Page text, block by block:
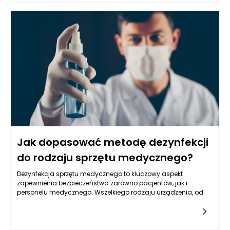
inwestorom obiektywnych danych, które mogą zadecydować
o sukcesie bądź porażce planowanego projektu. Na tym
etapie inwestycji, prawidłowa wycena może zminimalizować
ryzyko oraz zwiększyć szanse na osiągnięcie zamierzonych
celów finansowych.
Jak dopasować metodę dezynfekcji
do rodzaju sprzętu medycznego?
Dezynfekcja sprzętu medycznego to kluczowy aspekt
zapewnienia bezpieczeństwa zarówno pacjentów, jak i
personelu medycznego. Wszelkiego rodzaju urządzenia, od